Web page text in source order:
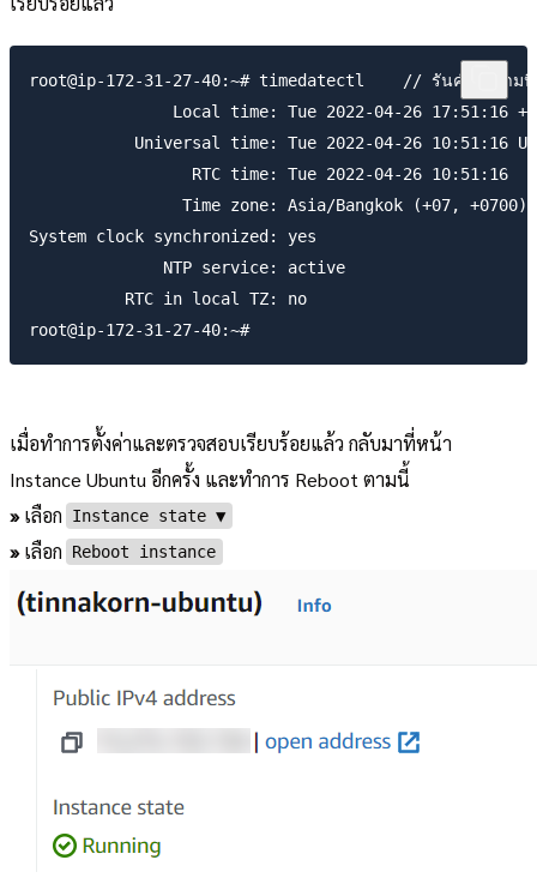
root@ip-172-31-27-40:~# timedatectl    // รันคำสั่งตามนี้
Local time: Tue 2022-04-26 17:51:16
Universal time: Tue 2022-04-26 10:51:16
                 RTC time: Tue 2022-04-26 10:51:16
                Time zone: Asia/Bangkok (+07, +0700)
System clock synchronized: yes
              NTP service: active
          RTC in local TZ: no
เมื่อทำการตั้งค่าและตรวจสอบเรียบร้อยแล้ว กลับมาที่หน้า
Instance Ubuntu อีกครั้ง และทำการ Reboot ตามนี้
»เลือก Instance state ▼
»เลือก Reboot instance